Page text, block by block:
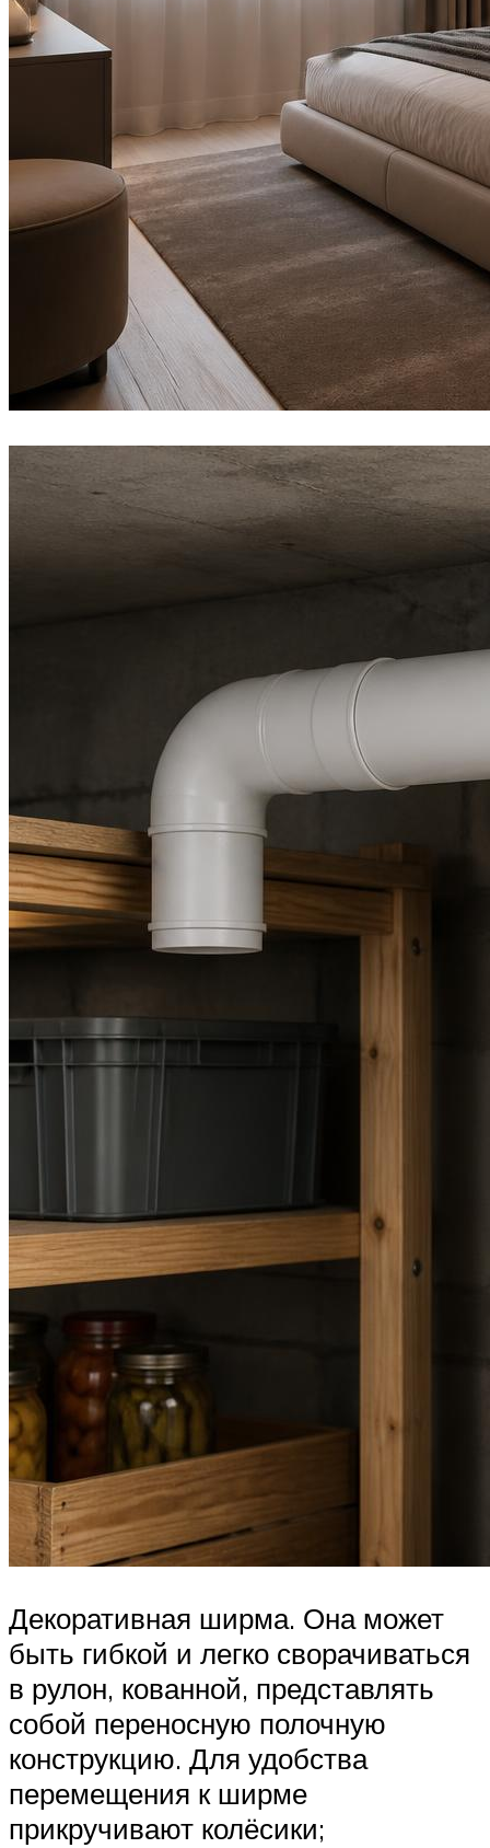
Декоративная ширма. Она может
быть гибкой и легко сворачиваться
в рулон, кованной, представлять
собой переносную полочную
конструкцию. Для удобства
перемещения к ширме
прикручивают колёсики;